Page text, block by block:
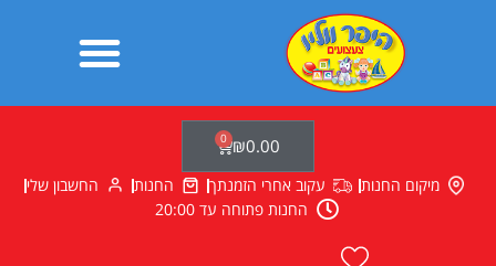
₪0.00
0
עגלת
קניות
מיקום החנות עקוב אחרי הזמנתך החנות
החשבון שלי
החנות פתוחה עד 20:00